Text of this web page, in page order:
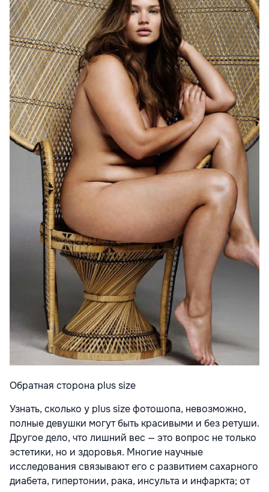
Обратная сторона plus size
Узнать, сколько у plus size фотошопа, невозможно,
полные девушки могут быть красивыми и без ретуши.
Другое дело, что лишний вес — это вопрос не только
эстетики, но и здоровья. Многие научные
исследования связывают его с развитием сахарного
диабета, гипертонии, рака, инсульта и инфаркта; от